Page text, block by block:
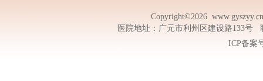
Copyright©2026
医院地址：广元市利州区建设路133号
ICP备案